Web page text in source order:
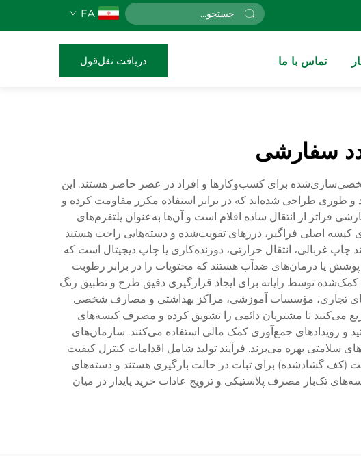
FA
تماس با ما دریافت نقل‌قول
سفارشی
برای کسب‌وکارها و افراد در عصر حاضر هستند. این
و طوری طراحی شده‌اند که در برابر استفاده مکرر مقاومت کرده و
از انتقال ساده اقلام است و آن‌ها به‌عنوان پلتفرم‌های
کیسه اصلی فراگیر، درزهای تقویت‌شده و دسته‌هایی راحت هستند
غربالی، انتقال حرارتی، دوزنده‌کاری یا چاپ دیجیتال است که
یا درمان‌های ضدآب هستند که محتویات را در برابر رطوبت
توسط رایانه برای ایجاد قرارگیری دقیق طرح و تطبیق رنگ
تجاری، مؤسسات آموزشی، مراکز بهداشتی و مصارف شخصی
می‌کنند تا مشتریان دائمی را تشویق کرده و مصرف کیسه‌های
و رویدادهای جمع‌آوری کمک مالی استفاده می‌کنند. سازمان‌های
سلامتی بهره می‌برند. فرآیند تولید شامل اقدامات کنترل کیفیت
(کف گشادشده) برای ثبات در حالت بارگیری هستند و دسته‌های
تک‌بار مصرف پلاستیکی و ترویج عادات خرید پایدار در میان